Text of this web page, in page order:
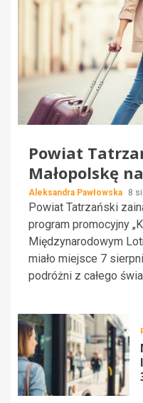
Powiat
Małopolskę
Aleksandra Pawłowska 8
Powiat Tatrzański
program promocyjny
Międzynarodowym
miało miejsce 7
podróżni z całego